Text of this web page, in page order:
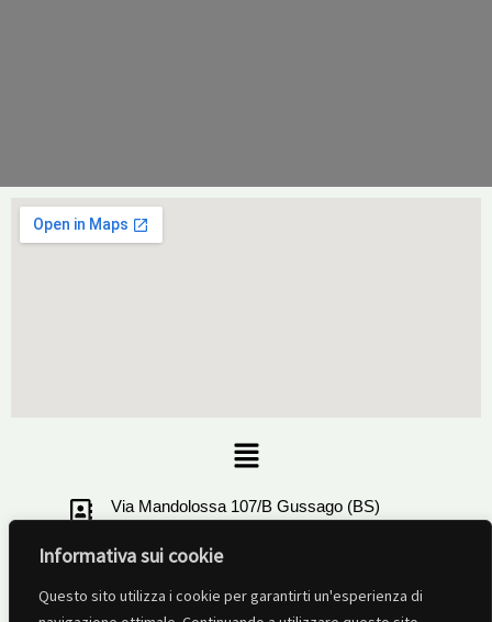
Informativa sui cookie
Questo sito utilizza i cookie per garantirti un'esperienza di
Menu
Via Mandolossa 107/B Gussago (BS)
+39 030321506
info@ruotalibera-brescia.com